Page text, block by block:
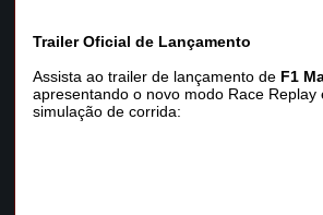
Trailer Oficial de Lançamento
Assista ao trailer de lançamento de F1
apresentando o novo modo Race Replay
simulação de corrida: